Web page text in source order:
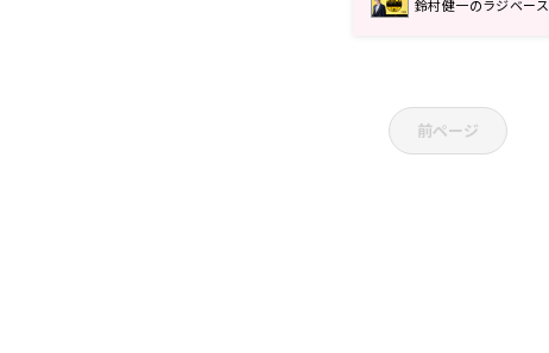
鈴村健一のラジベース
前ページ